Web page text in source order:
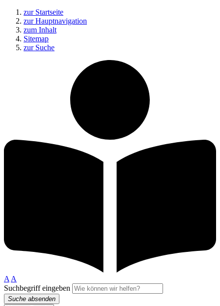
zur Startseite
zur Hauptnavigation
zum Inhalt
Sitemap
zur Suche
A A
Suchbegriff eingeben
Suche absenden